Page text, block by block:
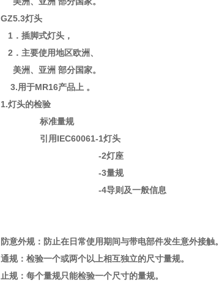
GZ5.3灯头
1．插脚式灯头，
2．主要使用地区欧洲、
美洲、亚洲 部分国家。
3.用于MR16产品上 。
1.灯头的检验
标准量规
引用IEC60061-1灯头
-2灯座
-3量规
-4导则及一般信息
防意外规：防止在日常使用期间与带电部件发生意外接触。
通规：检验一个或两个以上相互独立的尺寸量规。
止规：每个量规只能检验一个尺寸的量规。